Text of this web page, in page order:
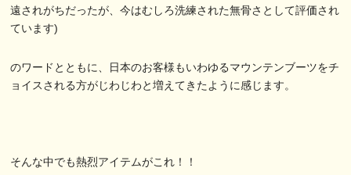
遠されがちだったが、今はむしろ洗練された無骨さとして評価され
ています)
のワードとともに、日本のお客様もいわゆるマウンテンブーツをチ
ョイスされる方がじわじわと増えてきたように感じます。
そんな中でも熱烈アイテムがこれ！！